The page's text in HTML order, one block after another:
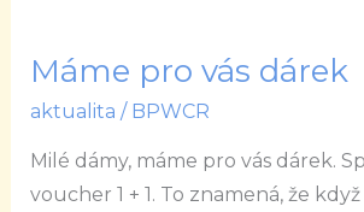
Máme pro vás dárek
aktualita / BPWCR
Milé dámy, máme pro vás dárek.
voucher 1 + 1. To znamená, že
Máme
pro
dárek